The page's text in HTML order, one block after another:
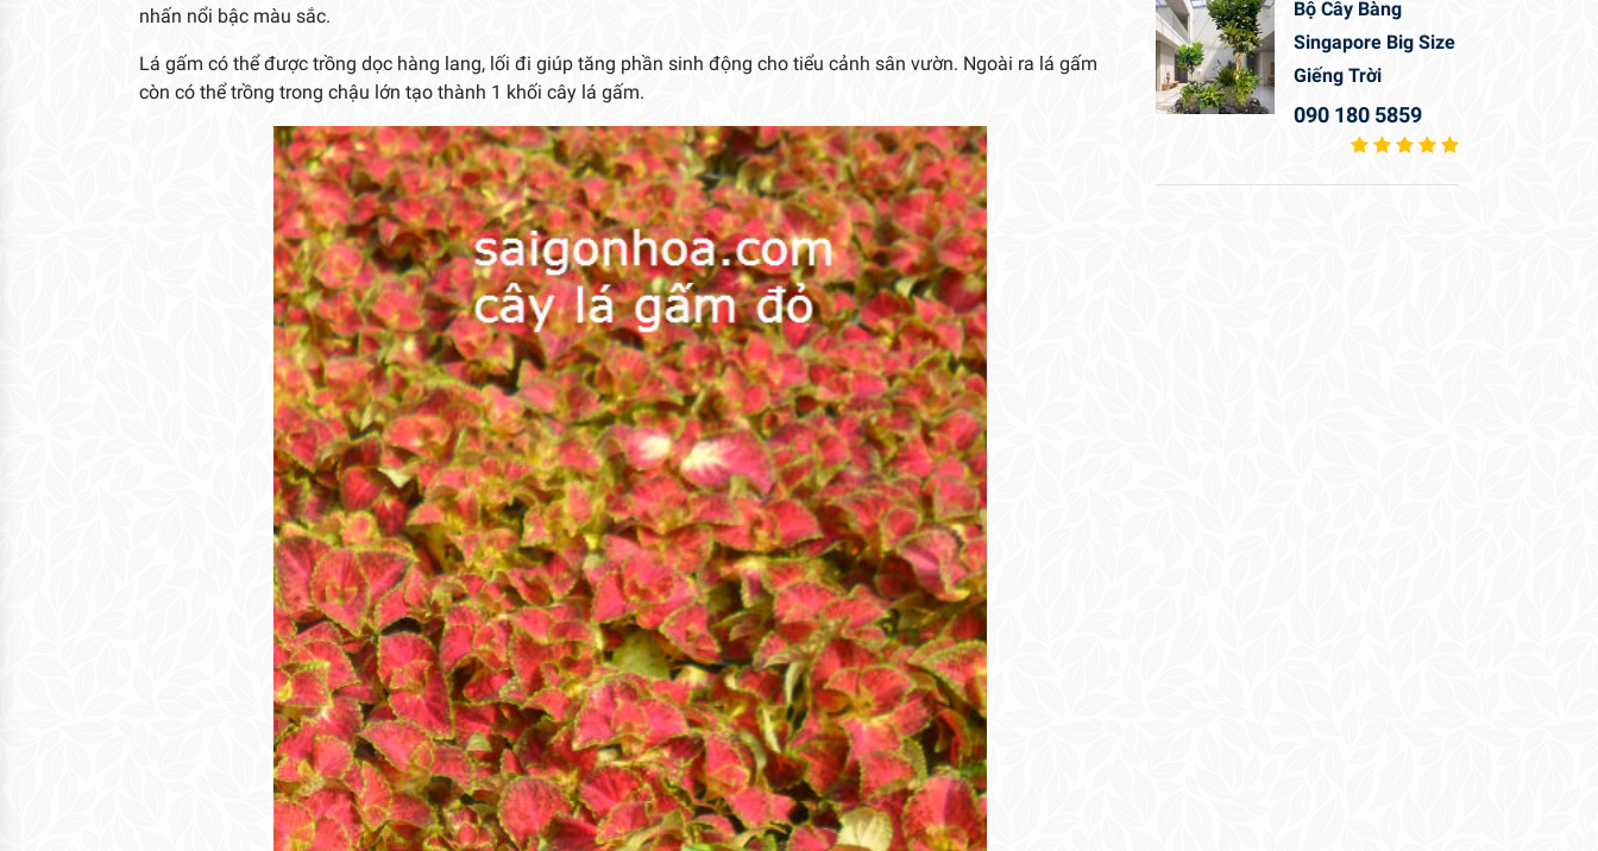
nhấn nổi bậc màu sắc.
Lá gấm có thể được trồng dọc hàng lang, lối đi giúp tăng phần sinh động cho tiểu cảnh sân vườn. Ngoài ra lá gấm
còn có thể trồng trong chậu lớn tạo thành 1 khối cây lá gấm.
Bộ Cây Bàng
Singapore Big Size
Giếng Trời
090 180 5859